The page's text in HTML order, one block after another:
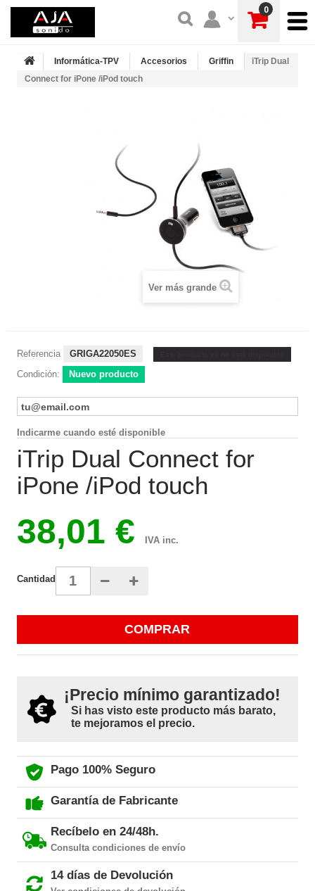
0
Informática-TPV Accesorios Griffin
iTrip Dual
Connect for iPone /iPod touch
Ver más grande
Referencia GRIGA22050ES
Condición: Nuevo producto
Indicarme cuando esté disponible
iTrip Dual Connect for
iPone /iPod touch
38,01 € IVA inc.
Cantidad
COMPRAR
¡Precio mínimo garantizado!
Si has visto este producto más barato,
te mejoramos el precio.
Pago 100% Seguro
Garantía de Fabricante
Recíbelo en 24/48h.
Consulta condiciones de envío
14 días de Devolución